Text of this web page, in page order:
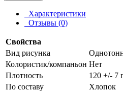
Характеристики
Отзывы (0)
Свойства
Вид рисунка
Колористик/компаньон Нет
Плотность
120 +/- 7
По составу
Хлопок